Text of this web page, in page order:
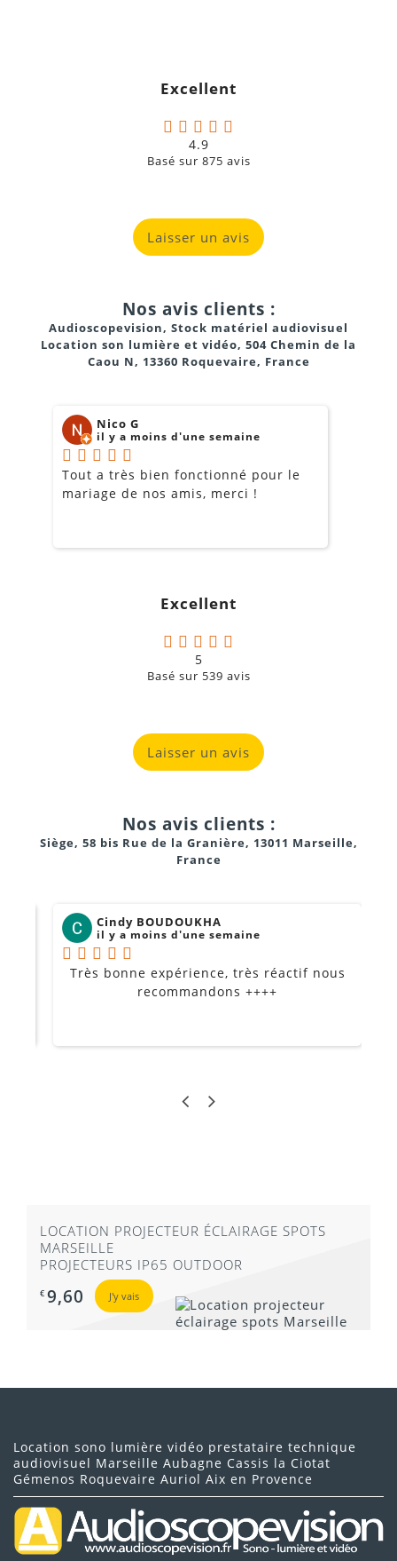
Excellent
4.9
Basé sur 875 avis
Laisser un avis
Nos avis clients :
Audioscopevision, Stock matériel audiovisuel
Location son lumière et vidéo, 504 Chemin de la
Caou N, 13360 Roquevaire, France
Nico G
il y a moins d'une semaine
Tout a très bien fonctionné pour le
mariage de nos amis, merci !
Excellent
5
Basé sur 539 avis
Laisser un avis
Nos avis clients :
Siège, 58 bis Rue de la Granière, 13011 Marseille,
France
Cindy BOUDOUKHA
il y a moins d'une semaine
Très bonne expérience, très réactif nous
recommandons ++++
LOCATION PROJECTEUR ÉCLAIRAGE SPOTS
MARSEILLE
PROJECTEURS IP65 OUTDOOR
€ 9,60 J'y vais
Location sono lumière vidéo prestataire technique
audiovisuel Marseille Aubagne Cassis la Ciotat
Gémenos Roquevaire Auriol Aix en Provence